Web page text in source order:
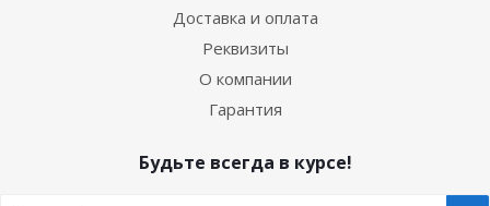
Доставка и оплата
Реквизиты
О компании
Гарантия
Будьте всегда в курсе!